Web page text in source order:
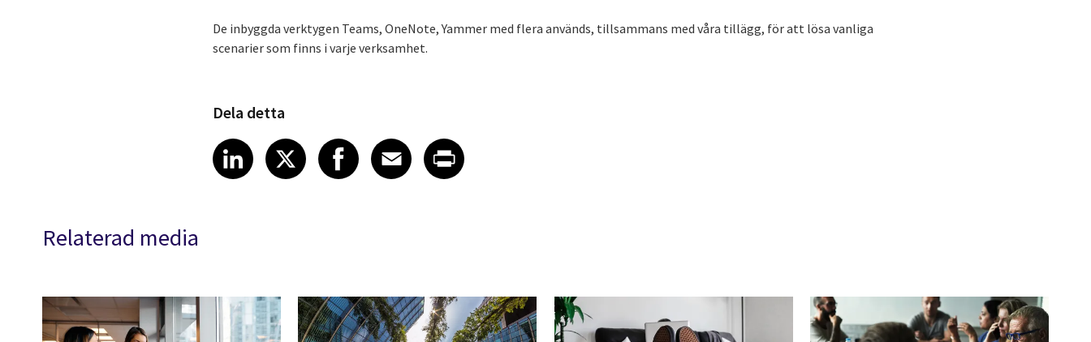
De inbyggda verktygen Teams, OneNote, Yammer med flera används, tillsammans med våra tillägg, för att lösa vanliga
scenarier som finns i varje verksamhet.
Dela detta
Share article on LinkedIn
LinkedIn
Share article on X
XShare article on Facebook
Facebook
Share article on Email
Email
Share article on Print
Relaterad media